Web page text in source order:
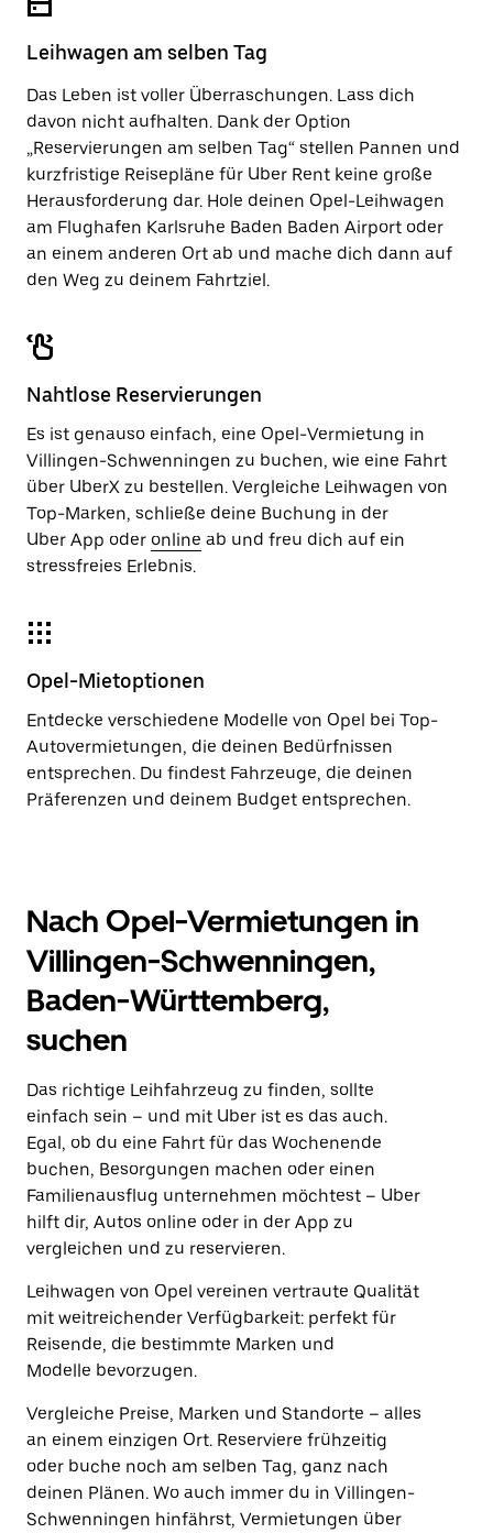
den
Kalender
zu
Leihwagen am selben Tag
Das Leben ist voller Überraschungen. Lass dich
davon nicht aufhalten. Dank der Option
„Reservierungen am selben Tag“ stellen Pannen und
kurzfristige Reisepläne für Uber Rent keine große
Herausforderung dar. Hole deinen Opel-Leihwagen
am Flughafen Karlsruhe Baden Baden Airport oder
an einem anderen Ort ab und mache dich dann auf
den Weg zu deinem Fahrtziel.
Nahtlose Reservierungen
Es ist genauso einfach, eine Opel-Vermietung in
Villingen-Schwenningen zu buchen, wie eine Fahrt
über UberX zu bestellen. Vergleiche Leihwagen von
Top-Marken, schließe deine Buchung in der
Uber App oder online ab und freu dich auf ein
stressfreies Erlebnis.
Opel-Mietoptionen
Entdecke verschiedene Modelle von Opel bei Top-
Autovermietungen, die deinen Bedürfnissen
entsprechen. Du findest Fahrzeuge, die deinen
Präferenzen und deinem Budget entsprechen.
Nach Opel-Vermietungen in
Villingen-Schwenningen,
Baden-Württemberg,
suchen
Das richtige Leihfahrzeug zu finden, sollte
einfach sein – und mit Uber ist es das auch.
Egal, ob du eine Fahrt für das Wochenende
buchen, Besorgungen machen oder einen
Familienausflug unternehmen möchtest – Uber
hilft dir, Autos online oder in der App zu
vergleichen und zu reservieren.
Leihwagen von Opel vereinen vertraute Qualität
mit weitreichender Verfügbarkeit: perfekt für
Reisende, die bestimmte Marken und
Modelle bevorzugen.
Vergleiche Preise, Marken und Standorte – alles
an einem einzigen Ort. Reserviere frühzeitig
oder buche noch am selben Tag, ganz nach
deinen Plänen. Wo auch immer du in Villingen-
Schwenningen hinfährst, Vermietungen über